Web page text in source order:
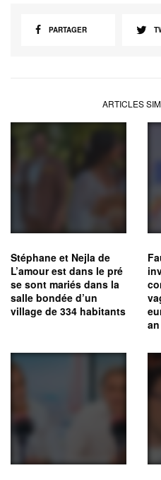
PARTAGER
ARTICLES
Stéphane et Nejla de
L’amour est dans le pré
se sont mariés dans la
salle bondée d’un
village de 334 habitants
an